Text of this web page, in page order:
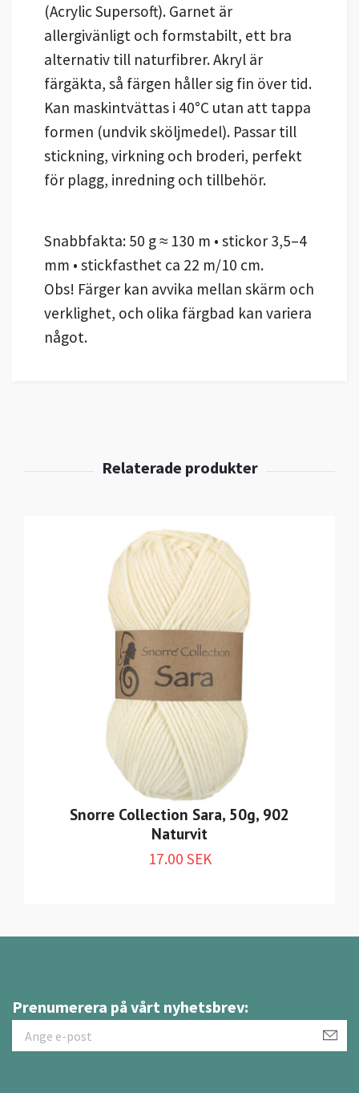
(Acrylic Supersoft). Garnet är
allergivänligt och formstabilt, ett bra
alternativ till naturfibrer. Akryl är
färgäkta, så färgen håller sig fin över tid.
Kan maskintvättas i 40°C utan att tappa
formen (undvik sköljmedel). Passar till
stickning, virkning och broderi, perfekt
för plagg, inredning och tillbehör.
Snabbfakta: 50 g ≈ 130 m • stickor 3,5–4
mm • stickfasthet ca 22 m/10 cm.
Obs! Färger kan avvika mellan skärm och
verklighet, och olika färgbad kan variera
något.
Snorre Collection Sara, 50g, 902
Naturvit
17.00 SEK
Prenumerera på vårt nyhetsbrev: